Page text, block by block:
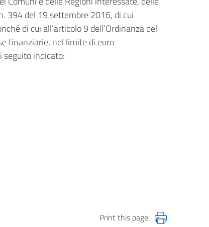
394 del 19 settembre 2016, di cui
di cui all’articolo 9 dell’Ordinanza del
finanziarie, nel limite di euro
seguito indicato:
Print this page